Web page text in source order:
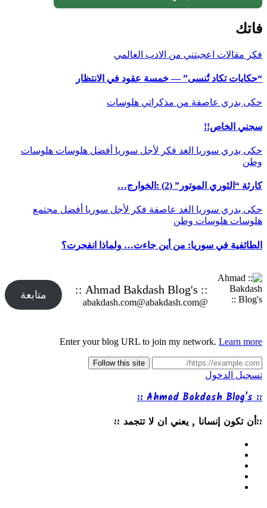
فاتك
فكر مقالات اعجبتني من الادب العالمي
“حكايات تكاد تُنسى” — خمسة عقود في الانتظار
حكى بدري عاصفة من مذكراتي هلوسات
سجني الخاص!!
حكى بدري سوريا الغد فكر لأجل سوريا أفضل هلوسات هلوسات
وطن
كارثة “الثوري الموتور” (2) :الخوارج…
حكى بدري سوريا الغد عاصفة فكر لأجل سوريا أفضل مجتمع
هلوسات هلوسات وطن
الطائفية في سوريا: من أين جاءت… ولماذا انفجرت؟
:: Ahmad Bakdash Blog's ::
@abakdash.com@abakdash.com
متابعة
Enter your blog URL to join my network. Learn more
Follow this site
تسجيل الدخول
:: Ahmad Bakdash Blog's ::
::أن تكون إنسانا , يعني ان لا تتجمد ::